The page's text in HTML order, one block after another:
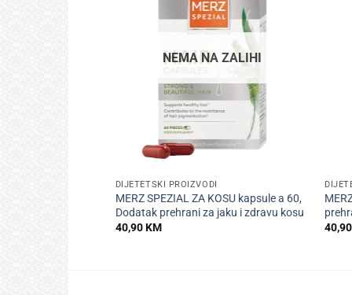
NEMA NA ZALIHI
DIJETETSKI PROIZVODI
MERZ SPEZIAL ZA KOSU kapsule a 60,
Dodatak prehrani za jaku i zdravu kosu
40,90KM